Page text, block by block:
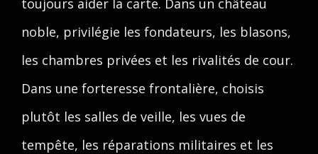
toujours aider la carte. Dans un château
noble, privilégie les fondateurs, les blasons,
les chambres privées et les rivalités de cour.
Dans une forteresse frontalière, choisis
plutôt les salles de veille, les vues de
tempête, les réparations militaires et les